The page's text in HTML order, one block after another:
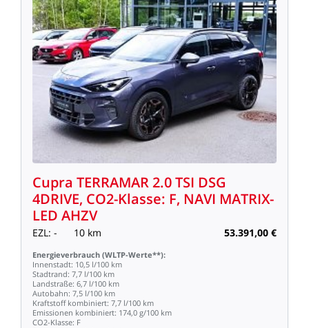
Cupra TERRAMAR2.0TSI DSG
4DRIVE, CO2-Klasse: F, NAVI MATRIX-
LED AHZV
EZL: - 10 km 53.391,00 €
Energieverbrauch (WLTP-Werte**):
Innenstadt: 10,5 l/100 km
Stadtrand: 7,7 l/100 km
Landstraße: 6,7 l/100 km
Autobahn: 7,5 l/100 km
Kraftstoff kombiniert: 7,7 l/100 km
Emissionen kombiniert: 174,0 g/100 km
CO2-Klasse: F